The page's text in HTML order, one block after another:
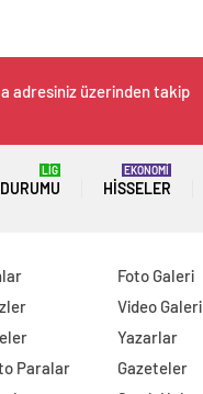
adresiniz üzerinden takip
LİG
HISSELER
EKONOMİ
Paralar
Foto Galeri
Video Galeri
Yazarlar
Gazeteler